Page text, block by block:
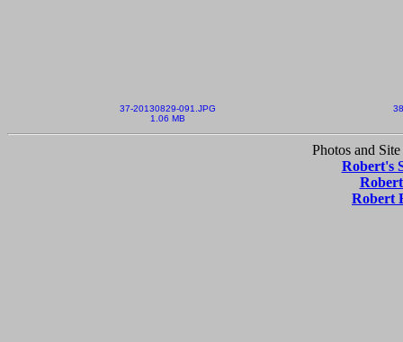
37-20130829-091.JPG
1.06 MB
Photos and
Robert's
Robert